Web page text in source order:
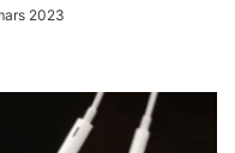
2023